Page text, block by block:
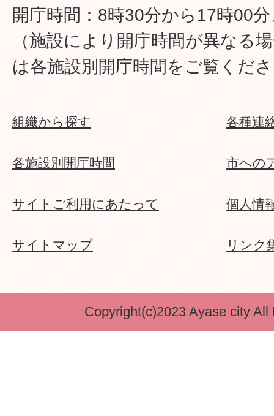
開庁時間：8時30分から17時00
（施設により開庁時間が異なる
は各施設別開庁時間をご覧くだ
組織から探す 各種連
各施設別開庁時間 市への
サイトご利用にあたって 個人情
サイトマップ リンク
Copyright(c)2023 Ayase city